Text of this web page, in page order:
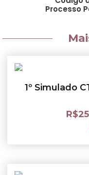
Processo
1º Simulado
R$